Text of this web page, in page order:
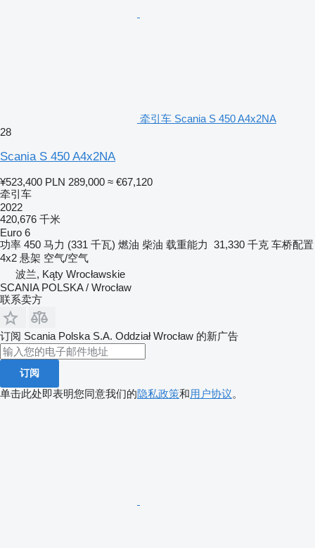
牵引车 Scania S 450 A4x2NA
28
Scania S 450 A4x2NA
¥523,400 PLN 289,000 ≈ €67,120
牵引车
2022
420,676 千米
Euro 6
功率 450 马力 (331 千瓦) 燃油 柴油 载重能力 31,330 千克 车桥配置
4x2 悬架 空气/空气
波兰, Kąty Wrocławskie
SCANIA POLSKA / Wrocław
联系卖方
订阅 Scania Polska S.A. Oddział Wrocław 的新广告
订阅
单击此处即表明您同意我们的隐私政策和用户协议。